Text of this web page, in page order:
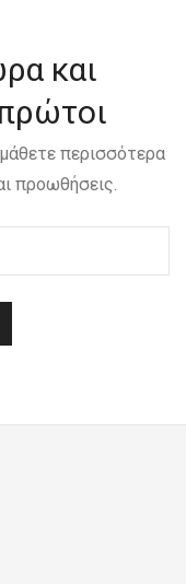
και
περισσότερα
προωθήσεις.